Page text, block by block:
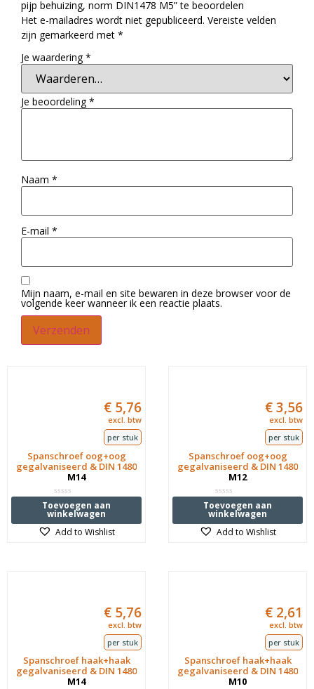
pijp behuizing, norm DIN1478 M5” te beoordelen
Het e-mailadres wordt niet gepubliceerd. Vereiste velden
zijn gemarkeerd met *
Je waardering*
Je beoordeling*
Naam *
E-mail *
Mijn naam, e-mail en site bewaren in deze browser voor de
volgende keer wanneer ik een reactie plaats.
Spanschroef oog+oog
gegalvaniseerd & DIN 1480
M14
Waardering
0
uit
5
€ 5,76
excl. btw
per stuk
Toevoegen aan
winkelwagen
Add to Wishlist
Spanschroef oog+oog
gegalvaniseerd & DIN 1480
M12
Waardering
0
uit
5
€3,56
excl. btw
per stuk
Toevoegen aan
winkelwagen
Add to Wishlist
Spanschroef haak+haak
gegalvaniseerd & DIN 1480
M14
€ 5,76
excl. btw
per stuk
Spanschroef haak+haak
gegalvaniseerd & DIN 1480
M10
€ 2,61
excl. btw
per stuk